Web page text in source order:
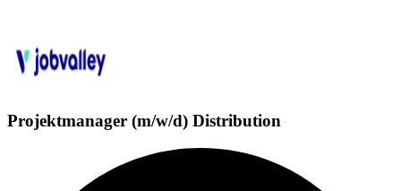
Projektmanager (m/w/d) Distribution